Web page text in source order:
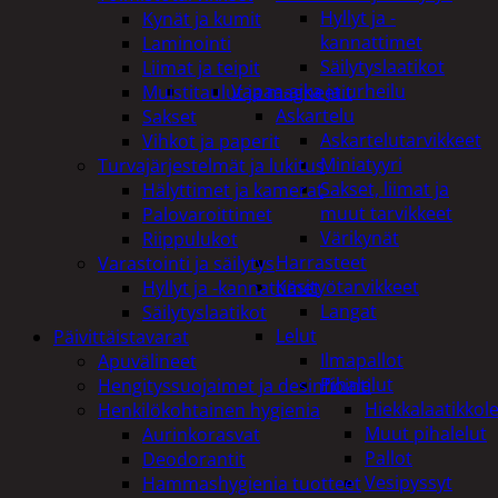
Hyllyt ja -
kannattimet
Säilytyslaatikot
Vapaa-aika ja urheilu
Askartelu
Askartelutarvikkeet
Miniatyyri
Sakset, liimat ja
muut tarvikkeet
Värikynät
Harrasteet
Käsityötarvikkeet
Langat
Lelut
Ilmapallot
Pihalelut
Muut pihalelut
Pallot
Vesipyssyt
Kynät ja kumit
Laminointi
Liimat ja teipit
Muistitaulut ja magneetit
Sakset
Vihkot ja paperit
Turvajärjestelmät ja lukitus
Hälyttimet ja kamerat
Palovaroittimet
Riippulukot
Varastointi ja säilytys
Hyllyt ja -kannattimet
Säilytyslaatikot
Päivittäistavarat
Apuvälineet
Hengityssuojaimet ja desinfiointi
Henkilökohtainen hygienia
Aurinkorasvat
Deodorantit
Hammashygienia tuotteet